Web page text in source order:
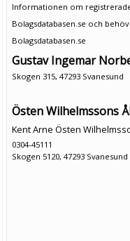
Informationen om
Bolagsdatabasen.se och
Bolagsdatabasen.se
Gustav Ingemar
Skogen 315, 47293 Svanesund
Östen Wilhelmssons
Kent Arne Östen
0304-45111
Skogen 5120, 47293 Svanesund